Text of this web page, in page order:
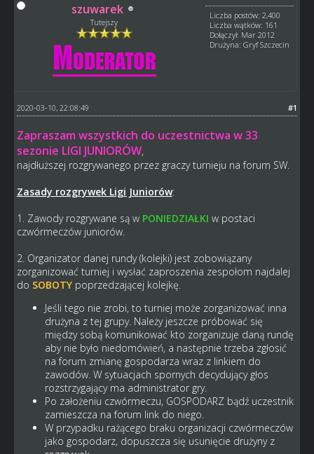
szuwarek
Tutejszy
Liczba postów: 2,400
Liczba wątków: 161
Dołączył: Mar 2012
Drużyna: Gryf Szczecin
#1
2020-03-10, 22:08:49
Zapraszam wszystkich do uczestnictwa w 33
sezonie LIGI JUNIORÓW,
najdłuższej rozgrywanego przez graczy turnieju na forum SW.
Zasady rozgrywek Ligi Juniorów:
1. Zawody rozgrywane są w PONIEDZIAŁKI w postaci
czwórmeczów juniorów.
2. Organizator danej rundy (kolejki) jest zobowiązany
zorganizować turniej i wysłać zaproszenia zespołom najdalej
do SOBOTYpoprzedzającej kolejkę.
Jeśli tego nie zrobi, to turniej może zorganizować inna
drużyna z tej grupy. Należy jeszcze próbować się
między sobą komunikować kto zorganizuje daną rundę
aby nie było niedomówień, a następnie trzeba zgłosić
na forum zmianę gospodarza wraz z linkiem do
zawodów. W sytuacjach spornych decydujący głos
rozstrzygający ma administrator gry.
Po założeniu czwórmeczu, GOSPODARZ bądź uczestnik
zamieszcza na forum link do niego.
W przypadku rażącego braku organizacji czwórmeczów
jako gospodarz, dopuszcza się usunięcie drużyny z